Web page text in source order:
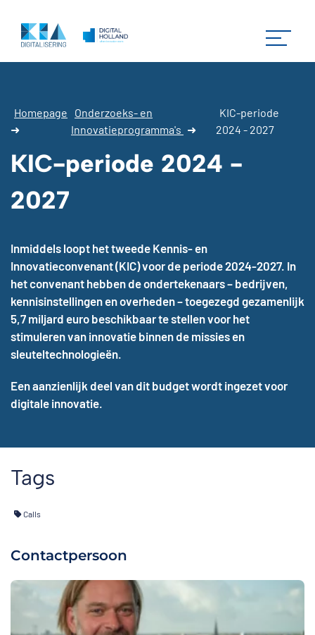
Homepage
➜
Onderzoeks- en
Innovatieprogramma's ➜
KIC-periode
2024 - 2027
KIC-periode 2024 -
2027
Inmiddels loopt het tweede Kennis- en
Innovatieconvenant (KIC) voor de periode 2024-2027. In
het convenant hebben de ondertekenaars – bedrijven,
kennisinstellingen en overheden – toegezegd gezamenlijk
5,7 miljard euro beschikbaar te stellen voor het
stimuleren van innovatie binnen de missies en
sleuteltechnologieën.
Een aanzienlijk deel van dit budget wordt ingezet voor
digitale innovatie.
Tags
Calls
Contactpersoon